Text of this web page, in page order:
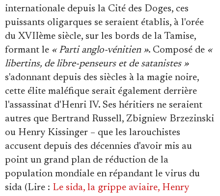
internationale depuis la Cité des Doges, ces
puissants oligarques se seraient établis, à l'orée
du XVIIème siècle, sur les bords de la Tamise,
formant le « Parti anglo-vénitien ». Composé de «
libertins, de libre-penseurs et de satanistes »
s'adonnant depuis des siècles à la magie noire,
cette élite maléfique serait également derrière
l'assassinat d'Henri IV. Ses héritiers ne seraient
autres que Bertrand Russell, Zbigniew Brzezinski
ou Henry Kissinger – que les larouchistes
accusent depuis des décennies d'avoir mis au
point un grand plan de réduction de la
population mondiale en répandant le virus du
sida (Lire : Le sida, la grippe aviaire, Henry